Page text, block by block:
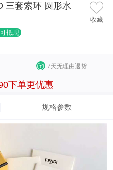
三套索环 圆形水
收藏
抵现
7天无理由退货
下单更优惠
规格参数